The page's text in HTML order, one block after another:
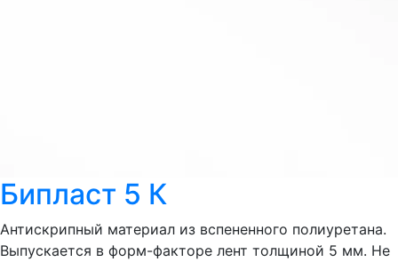
Бипласт 5 К
Антискрипный материал из вспененного полиуретана.
Выпускается в форм-факторе лент толщиной 5 мм. Не